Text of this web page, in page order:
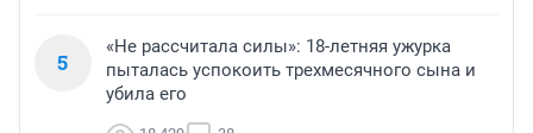
5
«Не рассчитала силы»: 18-летняя ужурка
пыталась успокоить трехмесячного сына и
убила его